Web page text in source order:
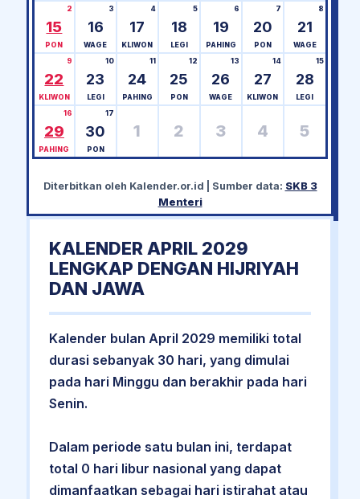
15
2
PON
16
3
WAGE
17
4
KLIWON
18
5
LEGI
19
6
PAHING
20
7
PON
21
8
WAGE
22
9
KLIWON
23
10
LEGI
24
11
PAHING
25
12
PON
26
13
WAGE
27
14
KLIWON
28
15
LEGI
29
16
PAHING
30
17
PON
1 2 3 4 5
Diterbitkan oleh Kalender.or.id | Sumber data: SKB 3
Menteri
KALENDER APRIL 2029
LENGKAP DENGAN HIJRIYAH
DAN JAWA
Kalender bulan April 2029 memiliki total
durasi sebanyak 30 hari, yang dimulai
pada hari Minggu dan berakhir pada hari
Senin.
Dalam periode satu bulan ini, terdapat
total 0 hari libur nasional yang dapat
dimanfaatkan sebagai hari istirahat atau